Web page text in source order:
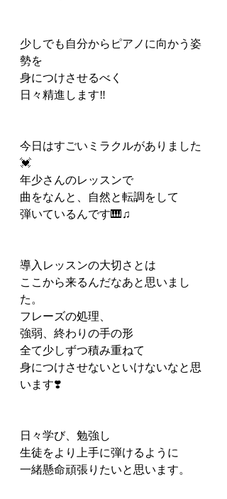
少しでも自分からピアノに向かう姿
勢を
身につけさせるべく
日々精進します‼️
今日はすごいミラクルがありました
💓
年少さんのレッスンで
曲をなんと、自然と転調をして
弾いているんです🎹♫
導入レッスンの大切さとは
ここから来るんだなあと思いまし
た。
フレーズの処理、
強弱、終わりの手の形
全て少しずつ積み重ねて
身につけさせないといけないなと思
います❣️
日々学び、勉強し
生徒をより上手に弾けるように
一緒懸命頑張りたいと思います。